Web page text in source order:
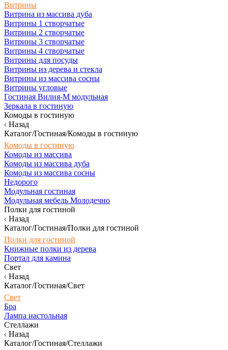
Витрины
Витрина из массива дуба
Витрины 1 створчатые
Витрины 2 створчатые
Витрины 3 створчатые
Витрины 4 створчатые
Витрины для посуды
Витрины из дерева и стекла
Витрины из массива сосны
Витрины угловые
Гостиная Вилия-М модульная
Зеркала в гостиную
Комоды в гостиную
Назад
Каталог/Гостиная/Комоды в гостиную
Комоды в гостиную
Комоды из массива
Комоды из массива дуба
Комоды из массива сосны
Недорого
Модульная гостиная
Модульная мебель Молодечно
Полки для гостиной
Назад
Каталог/Гостиная/Полки для гостиной
Полки для гостиной
Книжные полки из дерева
Портал для камина
Свет
Назад
Каталог/Гостиная/Свет
Свет
Бра
Лампа настольная
Стеллажи
Назад
Каталог/Гостиная/Стеллажи